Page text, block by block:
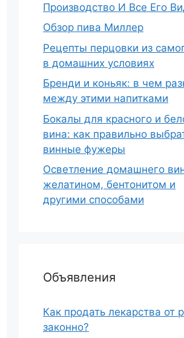
Производство И Все Его
Обзор пива Миллер
Рецепты перцовки из
в домашних условиях
Бренди и коньяк: в чем
между этими напитками
Бокалы для красного и
вина: как правильно
винные фужеры
Осветление домашнего
желатином, бентонитом и
другими способами
Объявления
Как продать лекарства от
законно?